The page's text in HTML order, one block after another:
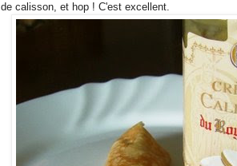
de calisson, et hop ! C'est excellent.